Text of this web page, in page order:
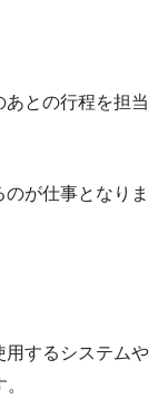
あとの行程を担当
が仕事となりま
用するシステムや